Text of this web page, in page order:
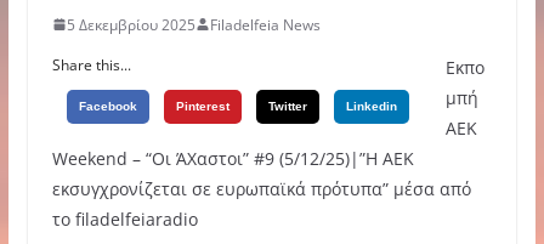
5 Δεκεμβρίου 2025
Filadelfeia News
Share this...
Facebook Pinterest Twitter Linkedin
Εκπο
μπή
ΑΕΚ
Weekend – “Οι ΆΧαστοι” #9 (5/12/25)|”Η ΑΕΚ
εκσυγχρονίζεται σε ευρωπαϊκά πρότυπα” μέσα από
το filadelfeiaradio